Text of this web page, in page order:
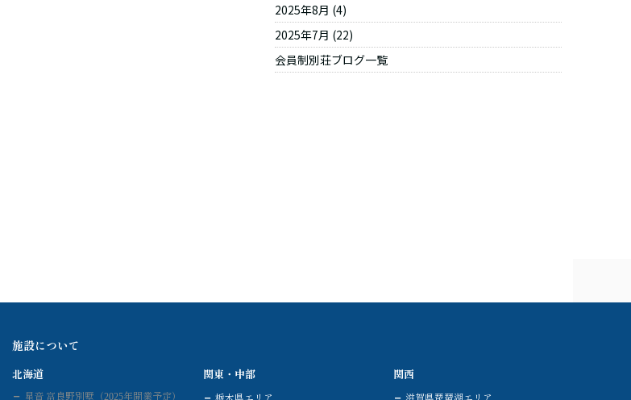
2025年8月 (4)
2025年7月 (22)
会員制別荘ブログ一覧
施設について
北海道
星音 富良野別墅（2025年開業予定）
関東・中部 関西